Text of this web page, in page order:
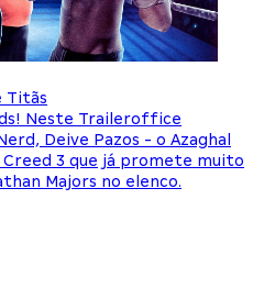
Titãs
Neste Traileroffice
Deive Pazos - o Azaghal
3 que já promete muito
Majors no elenco.